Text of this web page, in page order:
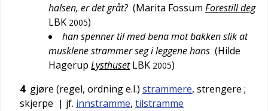
halsen, er det gråt? (Marita Fossum Forestill deg
LBK 2005)
han spenner til med bena mot bakken slik at
musklene strammer seg i leggene hans (Hilde
Hagerup Lysthuset LBK 2005)
4 gjøre (regel, ordning e.l.) strammere, strengere ;
skjerpe | jf. innstramme, tilstramme